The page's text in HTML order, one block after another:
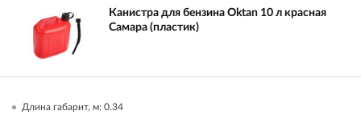
Канистра для бензина Oktan 10 л красная
Самара (пластик)
Длина габарит, м: 0.34